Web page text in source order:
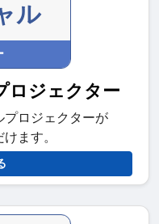
ル
ロジェクター
プロジェクターが
ます。